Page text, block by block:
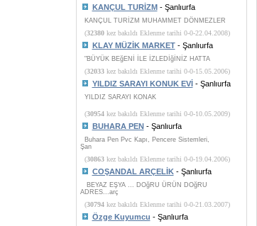
KANÇUL TURİZM- Şanlıurfa
KANÇUL TURİZM MUHAMMET DÖNMEZLER
(32380kez bakıldı Eklenme tarihi 0-0-22.04.2008)
KLAY MÜZİK MARKET- Şanlıurfa
"BÜYÜK BEğENİ İLE İZLEDİğİNİZ HATTA
(32033kez bakıldı Eklenme tarihi 0-0-15.05.2006)
YILDIZ SARAYI KONUK EVİ- Şanlıurfa
YILDIZ SARAYI KONAK
(30954kez bakıldı Eklenme tarihi 0-0-10.05.2009)
BUHARA PEN- Şanlıurfa
Buhara Pen Pvc Kapı, Pencere Sistemleri,
Şan
(30863kez bakıldı Eklenme tarihi 0-0-19.04.2006)
COŞANDAL ARÇELİK- Şanlıurfa
BEYAZ EŞYA ... DOğRU ÜRÜN DOğRU
ADRES...arç
(30794kez bakıldı Eklenme tarihi 0-0-21.03.2007)
Özge Kuyumcu - Şanlıurfa